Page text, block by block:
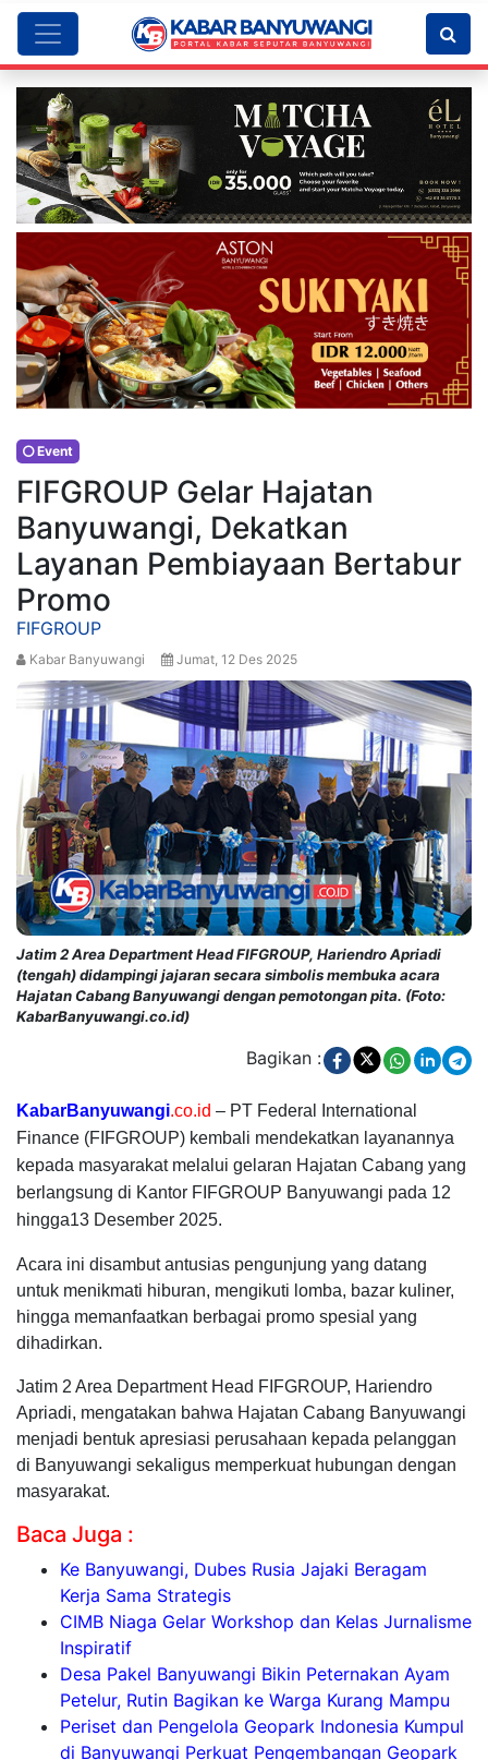
Event
FIFGROUP Gelar Hajatan
Banyuwangi, Dekatkan
Layanan Pembiayaan Bertabur
Promo
FIFGROUP
Kabar Banyuwangi Jumat, 12 Des 2025
Jatim 2 Area Department Head FIFGROUP, Hariendro Apriadi
(tengah) didampingi jajaran secara simbolis membuka acara
Hajatan Cabang Banyuwangi dengan pemotongan pita. (Foto:
KabarBanyuwangi.co.id)
Bagikan :
KabarBanyuwangi.co.id – PT Federal International
Finance (FIFGROUP) kembali mendekatkan layanannya
kepada masyarakat melalui gelaran Hajatan Cabang yang
berlangsung di Kantor FIFGROUP Banyuwangi pada 12
hingga13 Desember 2025.
Acara ini disambut antusias pengunjung yang datang
untuk menikmati hiburan, mengikuti lomba, bazar kuliner,
hingga memanfaatkan berbagai promo spesial yang
dihadirkan.
Jatim 2 Area Department Head FIFGROUP, Hariendro
Apriadi, mengatakan bahwa Hajatan Cabang Banyuwangi
menjadi bentuk apresiasi perusahaan kepada pelanggan
di Banyuwangi sekaligus memperkuat hubungan dengan
masyarakat.
Baca Juga :
Ke Banyuwangi, Dubes Rusia Jajaki Beragam
Kerja Sama Strategis
CIMB Niaga Gelar Workshop dan Kelas Jurnalisme
Inspiratif
Desa Pakel Banyuwangi Bikin Peternakan Ayam
Petelur, Rutin Bagikan ke Warga Kurang Mampu
Periset dan Pengelola Geopark Indonesia Kumpul
di Banyuwangi Perkuat Pengembangan Geopark